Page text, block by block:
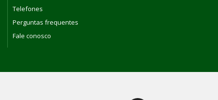
Telefones
Perguntas frequentes
Fale conosco